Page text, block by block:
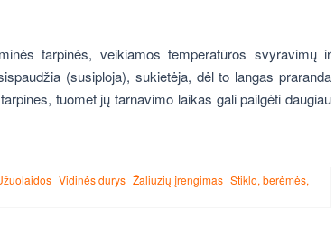
tarpinės, veikiamos temperatūros svyravimų ir
(susiploja), sukietėja, dėl to langas praranda
tuomet jų tarnavimo laikas gali pailgėti daugiau
Vidinės durys Žaliuzių įrengimas Stiklo, berėmės,